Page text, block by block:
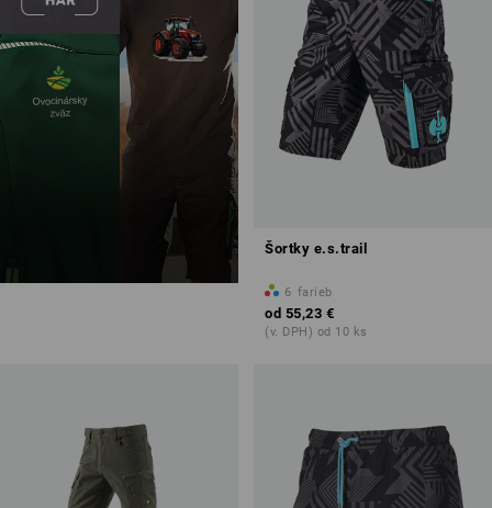
Šortky e.s.trail
6 farieb
od 55,23 €
(v. DPH) od 10 ks